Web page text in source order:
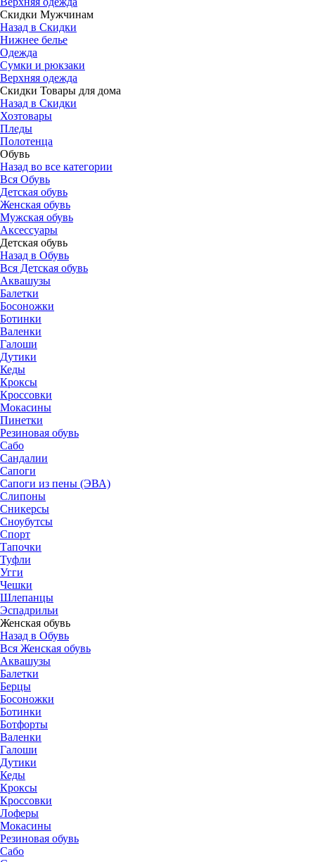
Скидки Мужчинам
Назад в Скидки
Нижнее белье
Одежда
Сумки и рюкзаки
Верхняя одежда
Скидки Товары для дома
Назад в Скидки
Хозтовары
Пледы
Полотенца
Обувь
Назад во все категории
Вся Обувь
Детская обувь
Женская обувь
Мужская обувь
Аксессуары
Детская обувь
Назад в Обувь
Вся Детская обувь
Аквашузы
Балетки
Босоножки
Ботинки
Валенки
Галоши
Дутики
Кеды
Кроксы
Кроссовки
Мокасины
Пинетки
Резиновая обувь
Сабо
Сандалии
Сапоги
Сапоги из пены (ЭВА)
Слипоны
Сникерсы
Сноубутсы
Спорт
Тапочки
Туфли
Угги
Чешки
Шлепанцы
Эспадрильи
Женская обувь
Назад в Обувь
Вся Женская обувь
Аквашузы
Балетки
Берцы
Босоножки
Ботинки
Ботфорты
Валенки
Галоши
Дутики
Кеды
Кроксы
Кроссовки
Лоферы
Мокасины
Резиновая обувь
Сабо